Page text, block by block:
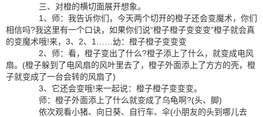
三、对橙的横切面展开想象。
1、师：我告诉你们，今天两个切开的橙子还会变魔术，你们
相信吗?我这里有一个口诀，如果你们说“橙子橙子变变变”橙子就会真
的变魔术哦!来，3、2、1……幼：橙子橙子变变变
2、师：看，橙子变出了什么?橙子添上了什么，就变成电风
扇。(橙子躲到了电风扇的风叶里去了，橙子外面添上了方方的壳，橙
子就变成了一台会转的风扇了)
3、它还会变哦!来一起说：橙子橙子变变变。
师：橙子外面添上了什么就变成了乌龟啊?(头、脚)
依次观看小猪、向日葵、自行车、伞(小朋友的头到哪儿去